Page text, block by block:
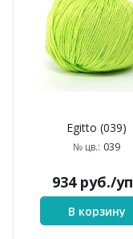
Egitto (039)
№ цв.: 039
934руб./уп
В корзину